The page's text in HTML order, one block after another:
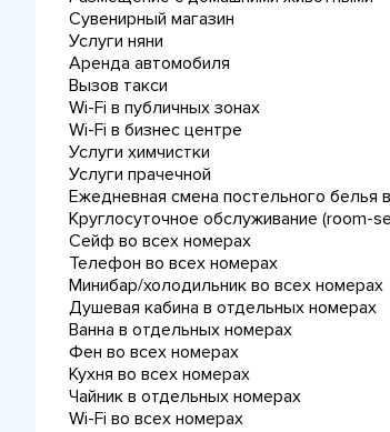
Сувенирный магазин
Услуги няни
Аренда автомобиля
Вызов такси
Wi-Fi в публичных зонах
Wi-Fi в бизнес центре
Услуги химчистки
Услуги прачечной
Ежедневная cмена постельного белья
Круглосуточное обслуживание (room-
Сейф во всех номерах
Телефон во всех номерах
Минибар/холодильник во всех номерах
Душевая кабина в отдельных номерах
Ванна в отдельных номерах
Фен во всех номерах
Кухня во всех номерах
Чайник в отдельных номерах
Wi-Fi во всех номерах